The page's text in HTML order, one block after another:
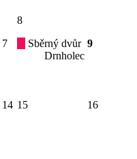
7
8
Sběrný dvůr
Drnholec
9
14 15 16